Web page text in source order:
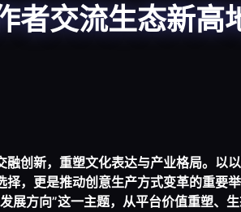
者交流生态新高
创新，重塑文化表达与产业格局。以
，更是推动创意生产方式变革的重要
展方向”这一主题，从平台价值重塑、